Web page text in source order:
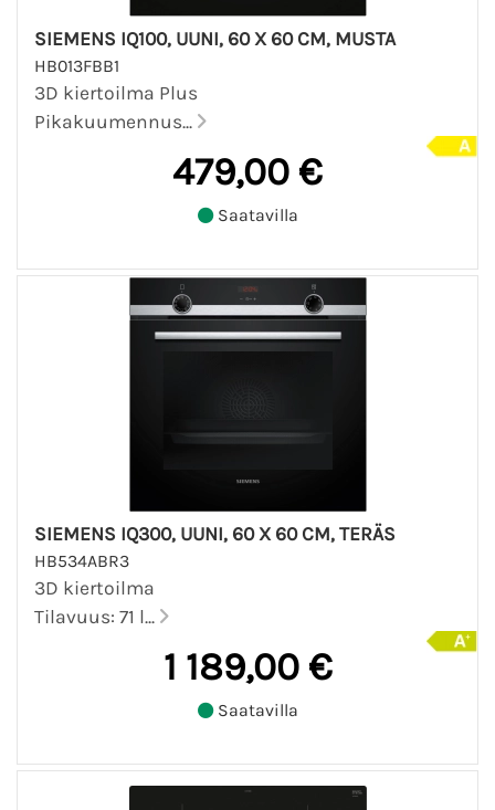
SIEMENS IQ100, UUNI, 60 X 60 CM, MUSTA
HB013FBB1
3D kiertoilma Plus
Pikakuumennus...
479,00 €
Saatavilla
SIEMENS IQ300, UUNI, 60 X 60 CM, TERÄS
HB534ABR3
3D kiertoilma
Tilavuus: 71 l...
1 189,00 €
Saatavilla